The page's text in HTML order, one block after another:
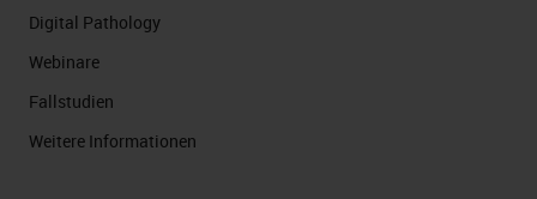
Digital Pathology
Webinare
Fallstudien
Weitere Informationen